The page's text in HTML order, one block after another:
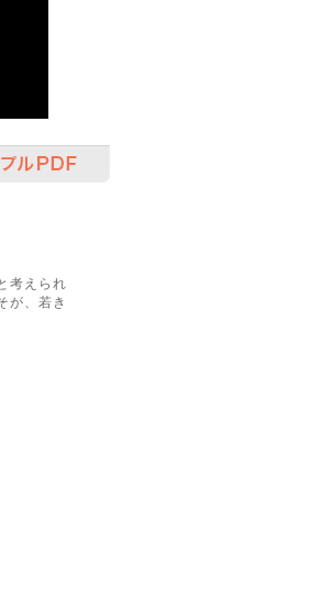
考えられ
が、若き